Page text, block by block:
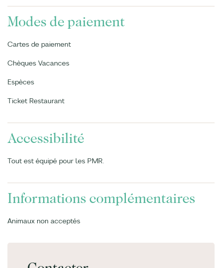
Modes de paiement
Cartes de paiement
Chèques Vacances
Espèces
Ticket Restaurant
Accessibilité
Tout est équipé pour les PMR.
Informations complémentaires
Animaux non acceptés